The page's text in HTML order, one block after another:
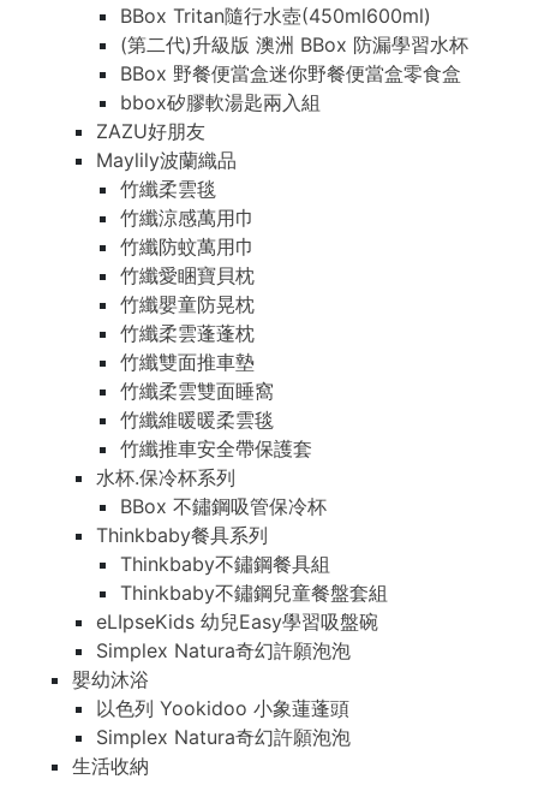
BBox Tritan隨行水壺(450ml600ml)
(第二代)升級版 澳洲 BBox 防漏學習水杯
BBox 野餐便當盒迷你野餐便當盒零食盒
bbox矽膠軟湯匙兩入組
ZAZU好朋友
Maylily波蘭織品
竹纖柔雲毯
竹纖涼感萬用巾
竹纖防蚊萬用巾
竹纖愛睏寶貝枕
竹纖嬰童防晃枕
竹纖柔雲蓬蓬枕
竹纖雙面推車墊
竹纖柔雲雙面睡窩
竹纖維暖暖柔雲毯
竹纖推車安全帶保護套
水杯.保冷杯系列
BBox 不鏽鋼吸管保冷杯
Thinkbaby餐具系列
Thinkbaby不鏽鋼餐具組
Thinkbaby不鏽鋼兒童餐盤套組
eLIpseKids 幼兒Easy學習吸盤碗
Simplex Natura奇幻許願泡泡
嬰幼沐浴
以色列 Yookidoo 小象蓮蓬頭
Simplex Natura奇幻許願泡泡
生活收納